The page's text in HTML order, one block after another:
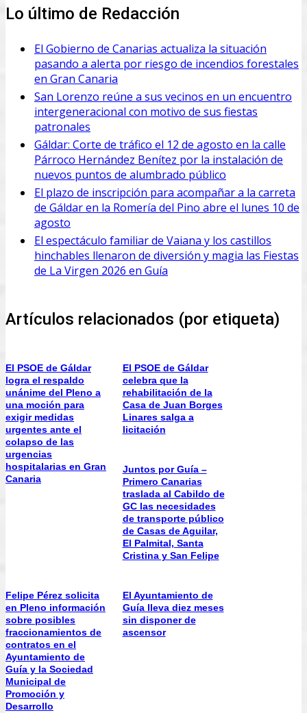
Lo último de Redacción
El Gobierno de Canarias actualiza la situación
pasando a alerta por riesgo de incendios forestales
en Gran Canaria
San Lorenzo reúne a sus vecinos en un encuentro
intergeneracional con motivo de sus fiestas
patronales
Gáldar: Corte de tráfico el 12 de agosto en la calle
Párroco Hernández Benítez por la instalación de
nuevos puntos de alumbrado público
El plazo de inscripción para acompañar a la carreta
de Gáldar en la Romería del Pino abre el lunes 10 de
agosto
El espectáculo familiar de Vaiana y los castillos
hinchables llenaron de diversión y magia las Fiestas
de La Virgen 2026 en Guía
Artículos relacionados (por etiqueta)
El PSOE de Gáldar
logra el respaldo
unánime del Pleno a
una moción para
exigir medidas
urgentes ante el
colapso de las
urgencias
hospitalarias en Gran
Canaria
El PSOE de Gáldar
celebra que la
rehabilitación de la
Casa de Juan Borges
Linares salga a
licitación
Juntos por Guía –
Primero Canarias
traslada al Cabildo de
GC las necesidades
de transporte público
de Casas de Aguilar,
El Palmital, Santa
Cristina y San Felipe
Felipe Pérez solicita
en Pleno información
sobre posibles
fraccionamientos de
contratos en el
Ayuntamiento de
Guía y la Sociedad
Municipal de
Promoción y
Desarrollo
El Ayuntamiento de
Guía lleva diez meses
sin disponer de
ascensor